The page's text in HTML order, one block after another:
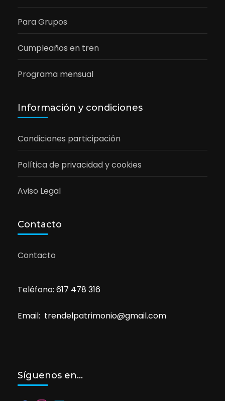
Para Grupos
Cumpleaños en tren
Programa mensual
Información y condiciones
Condiciones participación
Política de privacidad y cookies
Aviso Legal
Contacto
Contacto
Teléfono: 617 478 316
Email: trendelpatrimonio@gmail.com
Síguenos en…